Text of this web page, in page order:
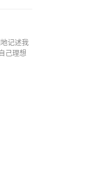
记述我
己理想